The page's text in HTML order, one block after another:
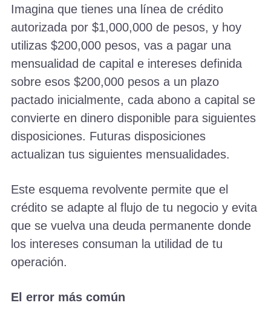
Imagina que tienes una línea de crédito
autorizada por $1,000,000 de pesos, y hoy
utilizas $200,000 pesos, vas a pagar una
mensualidad de capital e intereses definida
sobre esos $200,000 pesos a un plazo
pactado inicialmente, cada abono a capital se
convierte en dinero disponible para siguientes
disposiciones. Futuras disposiciones
actualizan tus siguientes mensualidades.
Este esquema revolvente permite que el
crédito se adapte al flujo de tu negocio y evita
que se vuelva una deuda permanente donde
los intereses consuman la utilidad de tu
operación.
El error más común